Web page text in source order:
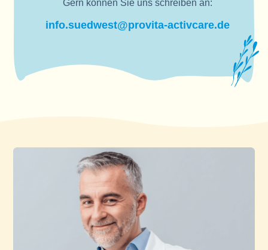
Gern können Sie uns schreiben an:
info.suedwest@provita-activcare.de